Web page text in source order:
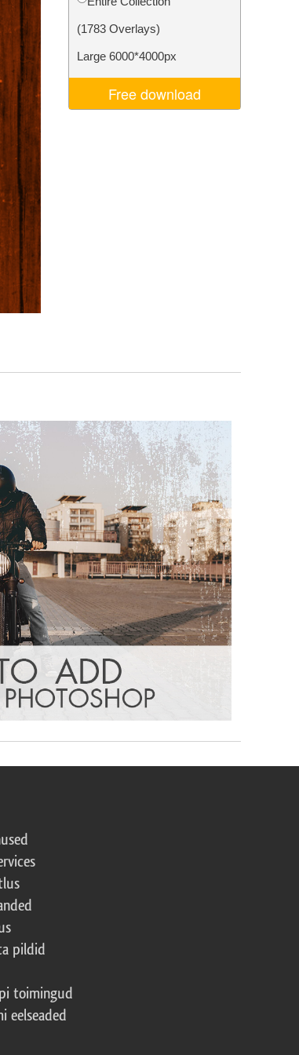
Video Editing Services
(1783 Overlays)
Large 6000*4000px
Free download
pildid
toimingud
eelseaded